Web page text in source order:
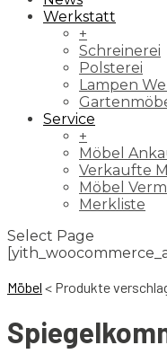
Werkstatt
+
Schreinerei
Polsterei
Lampen
Service
+
Möbel
Verkaufte
Möbel
Merkliste
Select Page
Möbel < Produkte